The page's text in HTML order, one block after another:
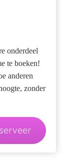
onderdeel
te boeken!
anderen
zonder